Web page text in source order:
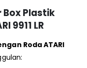
Plastik
9911 LR
Roda ATARI